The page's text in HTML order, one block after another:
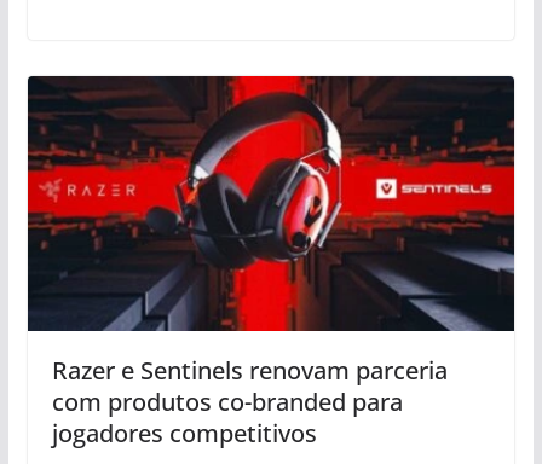
Razer e Sentinels renovam parceria
com produtos co-branded para
jogadores competitivos